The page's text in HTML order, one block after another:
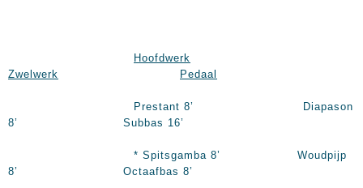
Hoofdwerk
Zwelwerk
Pedaal
Prestant 8’ Diapason
8’ Subbas 16’
* Spitsgamba 8’ Woudpijp
8’ Octaafbas 8’